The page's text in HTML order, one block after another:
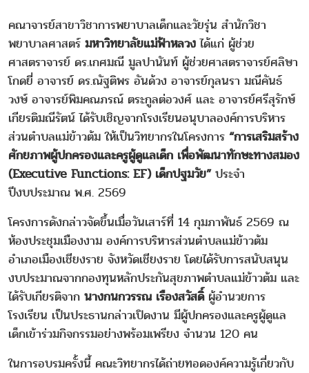
คณาจารย์สาขาวิชาการพยาบาลเด็กและวัยรุ่น สำนักวิชา
พยาบาลศาสตร์ มหาวิทยาลัยแม่ฟ้าหลวงได้แก่ ผู้ช่วย
ศาสตราจารย์ ดร.เกศมณี มูลปานันท์ ผู้ช่วยศาสตราจารย์ศลิษา
โกดยี่ อาจารย์ ดร.ณัฐติพร อันด้วง อาจารย์กุลนรา มณีคันธ์
วงษ์ อาจารย์พิมคณภรณ์ ตระกูลต่อวงศ์ และ อาจารย์ศรีสุรักษ์
เกียรติมณีรัตน์ ได้รับเชิญจากโรงเรียนอนุบาลองค์การบริหาร
ส่วนตำบลแม่ข้าวต้ม ให้เป็นวิทยากรในโครงการ “การเสริมสร้าง
ศักยภาพผู้ปกครองและครูผู้ดูแลเด็ก เพื่อพัฒนาทักษะทางสมอง
(Executive Functions: EF) เด็กปฐมวัย”ประจำ
ปีงบประมาณ พ.ศ. 2569
โครงการดังกล่าวจัดขึ้นเมื่อวันเสาร์ที่ 14 กุมภาพันธ์ 2569 ณ
ห้องประชุมเมืองงาม องค์การบริหารส่วนตำบลแม่ข้าวต้ม
อำเภอเมืองเชียงราย จังหวัดเชียงราย โดยได้รับการสนับสนุน
งบประมาณจากกองทุนหลักประกันสุขภาพตำบลแม่ข้าวต้ม และ
ได้รับเกียรติจาก นางกนกวรรณ เรืองสวัสดิ์ผู้อำนวยการ
โรงเรียน เป็นประธานกล่าวเปิดงาน มีผู้ปกครองและครูผู้ดูแล
เด็กเข้าร่วมกิจกรรมอย่างพร้อมเพรียง จำนวน 120 คน
ในการอบรมครั้งนี้ คณะวิทยากรได้ถ่ายทอดองค์ความรู้เกี่ยวกับ